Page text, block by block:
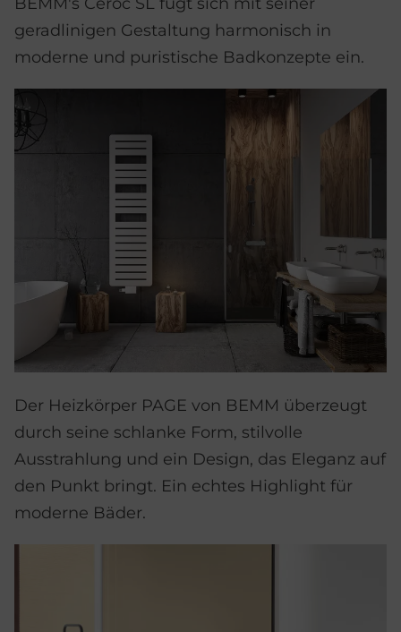
geradlinigen Gestaltung harmonisch in
moderne und puristische Badkonzepte ein.
Der Heizkörper PAGE von BEMM überzeugt
durch seine schlanke Form, stilvolle
Ausstrahlung und ein Design, das Eleganz auf
den Punkt bringt. Ein echtes Highlight für
moderne Bäder.